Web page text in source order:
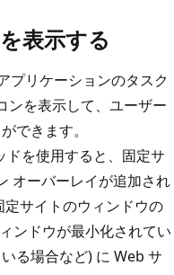
表示する
プリケーションのタスク
ンを表示して、ユーザー
できます。
ドを使用すると、固定サ
オーバーレイが追加され
サイトのウィンドウの
ンドウが最小化されてい
る場合など) に Web サ